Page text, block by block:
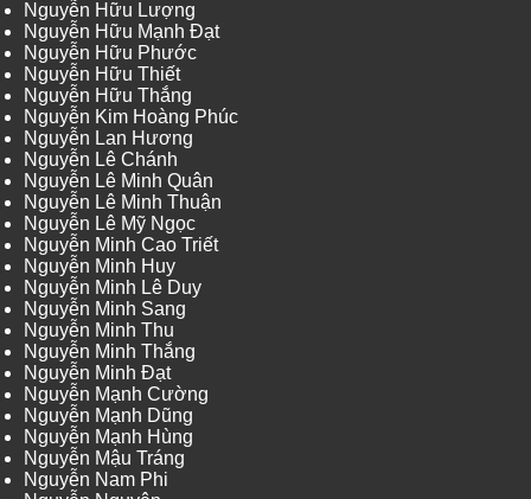
Nguyễn Hữu Lượng
Nguyễn Hữu Mạnh Đạt
Nguyễn Hữu Phước
Nguyễn Hữu Thiết
Nguyễn Hữu Thắng
Nguyễn Kim Hoàng Phúc
Nguyễn Lan Hương
Nguyễn Lê Chánh
Nguyễn Lê Minh Quân
Nguyễn Lê Minh Thuận
Nguyễn Lê Mỹ Ngọc
Nguyễn Minh Cao Triết
Nguyễn Minh Huy
Nguyễn Minh Lê Duy
Nguyễn Minh Sang
Nguyễn Minh Thu
Nguyễn Minh Thắng
Nguyễn Minh Đạt
Nguyễn Mạnh Cường
Nguyễn Mạnh Dũng
Nguyễn Mạnh Hùng
Nguyễn Mậu Tráng
Nguyễn Nam Phi